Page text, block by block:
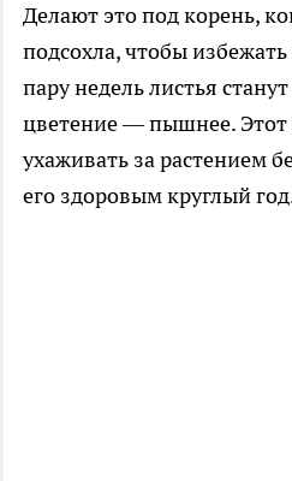
Делают это под корень,
подсохла, чтобы
пару недель листья
цветение — пышнее. Этот
ухаживать за растением
его здоровым круглый